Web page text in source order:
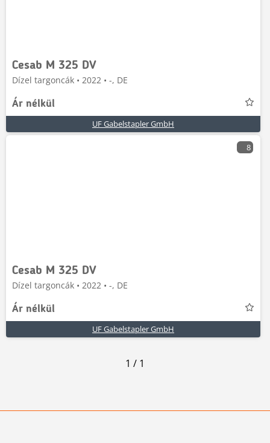
Cesab M 325 DV
Dízel targoncák • 2022 • -, DE
Ár nélkül
UF Gabelstapler GmbH
8
Cesab M 325 DV
Dízel targoncák • 2022 • -, DE
Ár nélkül
UF Gabelstapler GmbH
1 / 1